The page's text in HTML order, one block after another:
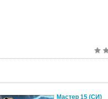
Мастер 15 (СИ)